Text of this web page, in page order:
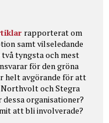
rapporterat om
samt vilseledande
tyngsta och mest
för den gröna
helt avgörande för att
och Stegra
organisationer?
att bli involverade?